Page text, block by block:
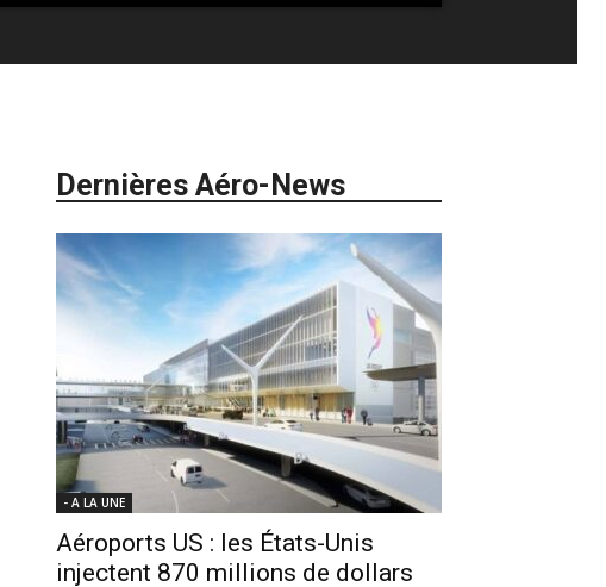
Dernières Aéro-News
- A LA UNE
Aéroports US : les États-Unis
injectent 870 millions de dollars